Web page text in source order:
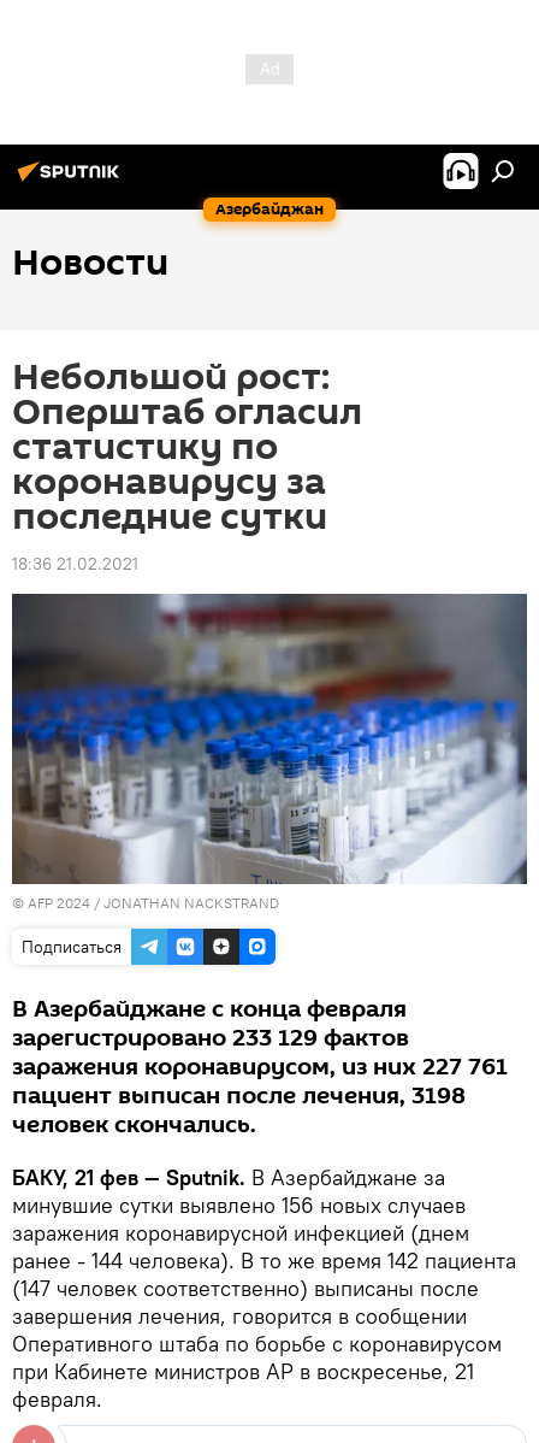
Азербайджан
Новости
Небольшой рост:
Оперштаб огласил
статистику по
коронавирусу за
последние сутки
18:36 21.02.2021
© AFP 2024 / JONATHAN NACKSTRAND
Подписаться
В Азербайджане с конца февраля
зарегистрировано 233 129 фактов
заражения коронавирусом, из них 227 761
пациент выписан после лечения, 3198
человек скончались.
БАКУ, 21 фев — Sputnik. В Азербайджане за
минувшие сутки выявлено 156 новых случаев
заражения коронавирусной инфекцией (днем
ранее - 144 человека). В то же время 142 пациента
(147 человек соответственно) выписаны после
завершения лечения, говорится в сообщении
Оперативного штаба по борьбе с коронавирусом
при Кабинете министров АР в воскресенье, 21
февраля.